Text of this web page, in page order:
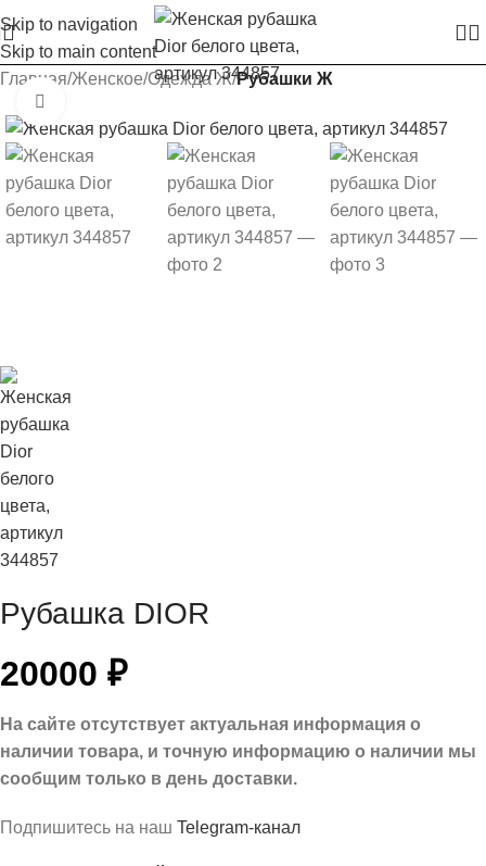
Skip to navigation
Skip to main content
Главная Женское Одежда Ж Рубашки Ж
Рубашка DIOR
20000 ₽
На сайте отсутствует актуальная информация о
наличии товара, и точную информацию о наличии мы
сообщим только в день доставки.
Подпишитесь на наш Telegram-канал